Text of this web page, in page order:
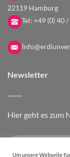
22119 Hamburg
Tel: +49 (0) 40
i
Newsletter
Hier geht es zum
Um unsere Webseite